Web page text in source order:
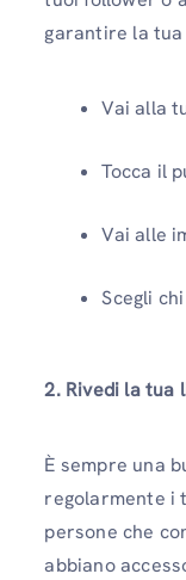
garantire la
Vai alla
Tocca il
Vai alle
Scegli
2. Rivedi la tua
È sempre una
regolarmente i
persone che
abbiano